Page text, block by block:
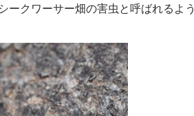
ークワーサー畑の害虫と呼ばれるよう